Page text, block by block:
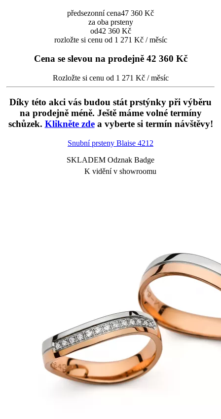
předsezonní cena47 360 Kč
za oba prsteny
od42 360 Kč
rozložte si cenu od 1 271 Kč / měsíc
Cena se slevou na prodejně 42 360 Kč
Rozložte si cenu od 1 271 Kč / měsíc
Díky této akci vás budou stát prstýnky při výběru
na prodejně méně. Ještě máme volné termíny
schůzek. Klikněte zdea vyberte si termín návštěvy!
Snubní prsteny Blaise 4212
SKLADEM Odznak Badge
K vidění v showroomu